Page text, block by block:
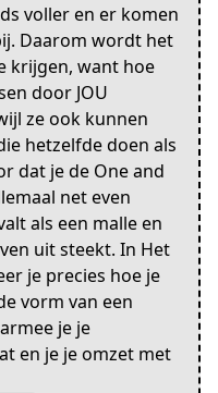
voller en er komen
Daarom wordt het
krijgen, want hoe
door JOU
ze ook kunnen
hetzelfde doen als
dat je de One and
net even
als een malle en
uit steekt. In Het
je precies hoe je
vorm van een
je je
en je je omzet met